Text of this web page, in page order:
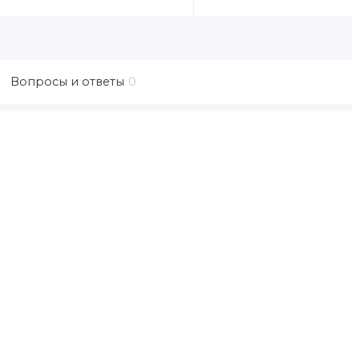
Вопросы и ответы 0